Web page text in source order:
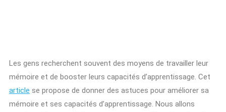
Les gens recherchent souvent des moyens de travailler leur
mémoire et de booster leurs capacités d’apprentissage. Cet
article se propose de donner des astuces pour améliorer sa
mémoire et ses capacités d’apprentissage. Nous allons